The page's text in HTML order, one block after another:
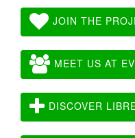
JOIN THE
MEET US AT
DISCOVER